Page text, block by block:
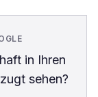
in Ihren
sehen?